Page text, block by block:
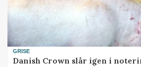
GRISE
Danish Crown slår igen i